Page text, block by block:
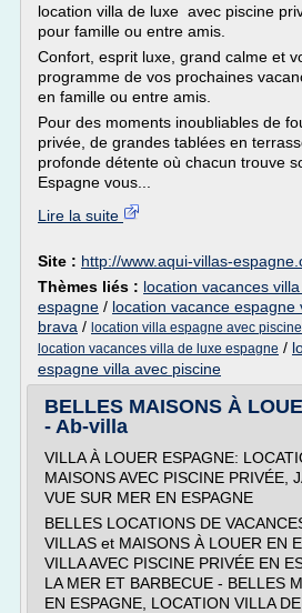
location villa de luxe avec piscine
pour famille ou entre amis.
Confort, esprit luxe, grand calme et
programme de vos prochaines
en famille ou entre amis.
Pour des moments inoubliables de
privée, de grandes tablées en
profonde détente où chacun trouve
Espagne vous...
Lire la suite
Site : http://www.aqui-villas-
Thèmes liés : location vacances
espagne / location vacance espagne
brava / location villa espagne avec
location vacances villa de luxe espagne /
espagne villa avec piscine
BELLES MAISONS À
- Ab-villa
VILLA À LOUER ESPAGNE:
MAISONS AVEC PISCINE PRIVÉE,
VUE SUR MER EN ESPAGNE
BELLES LOCATIONS DE
VILLAS et MAISONS À LOUER EN
VILLA AVEC PISCINE PRIVÉE EN
LA MER ET BARBECUE - BELLES
EN ESPAGNE, LOCATION VILLA